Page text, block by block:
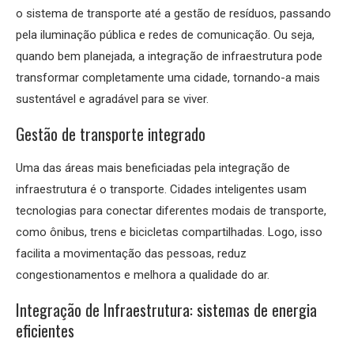
o sistema de transporte até a gestão de resíduos, passando
pela iluminação pública e redes de comunicação. Ou seja,
quando bem planejada, a integração de infraestrutura pode
transformar completamente uma cidade, tornando-a mais
sustentável e agradável para se viver.
Gestão de transporte integrado
Uma das áreas mais beneficiadas pela integração de
infraestrutura é o transporte. Cidades inteligentes usam
tecnologias para conectar diferentes modais de transporte,
como ônibus, trens e bicicletas compartilhadas. Logo, isso
facilita a movimentação das pessoas, reduz
congestionamentos e melhora a qualidade do ar.
Integração de Infraestrutura: sistemas de energia
eficientes